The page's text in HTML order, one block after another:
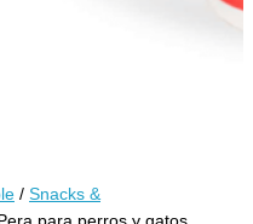
/ Snacks &